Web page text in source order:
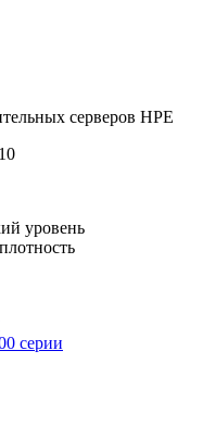
серверов HPE
уровень
серии